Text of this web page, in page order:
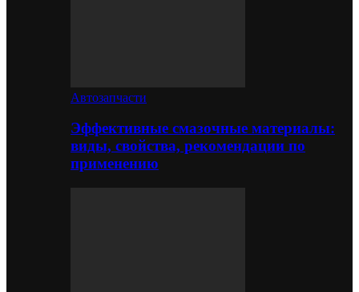
Автозапчасти
Эффективные смазочные материалы:
виды, свойства, рекомендации по
применению